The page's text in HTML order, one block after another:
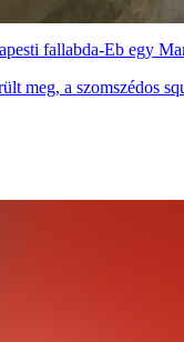
fallabda-Eb egy
meg, a szomszédos